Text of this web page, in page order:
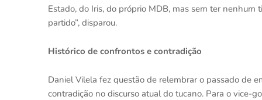
Estado, do Iris, do próprio MDB, mas sem ter
partido”, disparou.
Histórico de confrontos e contradição
Daniel Vilela fez questão de relembrar o passado de
contradição no discurso atual do tucano. Para o vice-